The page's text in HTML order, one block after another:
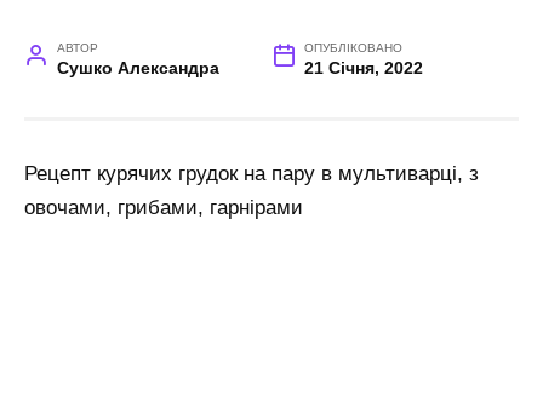
АВТОР
Сушко Александра
ОПУБЛІКОВАНО
21 Січня, 2022
Рецепт курячих грудок на пару в мультиварці, з
овочами, грибами, гарнірами